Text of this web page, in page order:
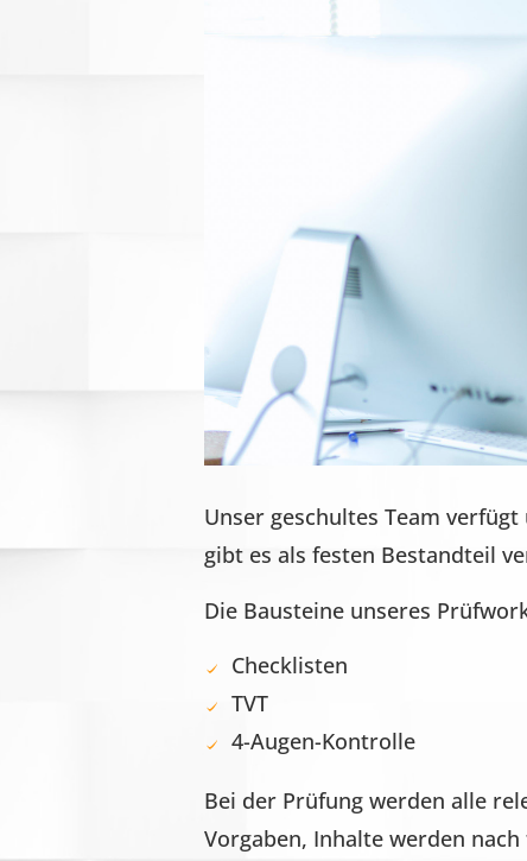
Unser geschultes Team
gibt es als festen Bestandteil
Die Bausteine unseres
Checklisten
TVT
4-Augen-Kontrolle
Bei der Prüfung werden alle
Vorgaben, Inhalte werden